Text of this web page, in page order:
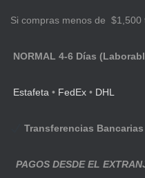
Si compras menos de $1,500
NORMAL 4-6 Días
Estafeta • FedEx • DHL
Transferencias Bancarias
PAGOS DESDE EL